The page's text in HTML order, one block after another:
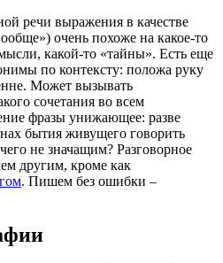
речи выражения в качестве
очень похоже на какое-то
какой-то «тайны». Есть еще
по контексту: положа руку
Может вызывать
сочетания во всем
фразы унижающее: разве
бытия живущего говорить
не значащим? Разговорное
другим, кроме как
. Пишем без ошибки –